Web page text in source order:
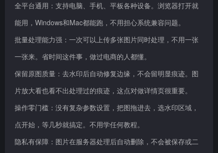
全平台通用：支持电脑、手机、平板各种设备。浏览器打开就
能用，Windows和Mac都能跑，不用担心系统兼容问题。
批量处理能力强：一次可以上传多张图片同时处理，不用一张
一张来。省时间这件事，做过电商的人都懂。
保留原图质量：去水印后自动修复边缘，不会留明显痕迹。图
片放大看也看不出处理过的痕迹，这点对做详情页很重要。
操作零门槛：没有复杂参数设置，把图拖进去，选水印区域，
点开始，等几秒就搞定。不用学任何教程。
隐私有保障：图片在服务器处理后自动删除，不会被保存或二